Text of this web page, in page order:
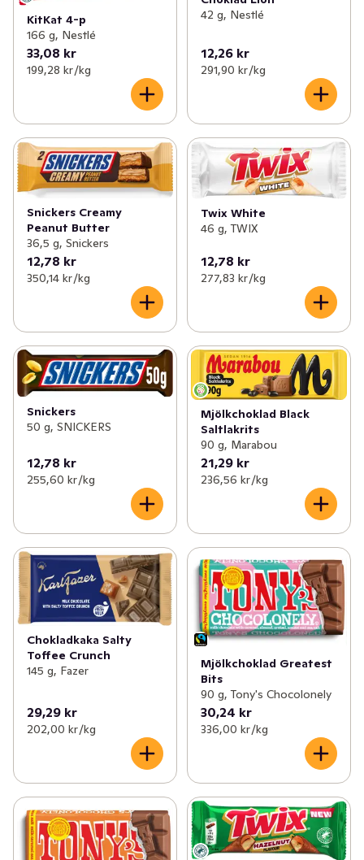
KitKat 4-p
166 g, Nestlé
33,08 kr
199,28 kr /kg
42 g, Nestlé
12,26 kr
291,90 kr /kg
Snickers Creamy
Peanut Butter
36,5 g, Snickers
12,78 kr
350,14 kr /kg
Twix White
46 g, TWIX
12,78 kr
277,83 kr /kg
Snickers
50 g, SNICKERS
12,78 kr
255,60 kr /kg
Mjölkchoklad Black
Saltlakrits
90 g, Marabou
21,29 kr
236,56 kr /kg
Chokladkaka Salty
Toffee Crunch
145 g, Fazer
29,29 kr
202,00 kr /kg
Mjölkchoklad Greatest
Bits
90 g, Tony's Chocolonely
30,24 kr
336,00 kr /kg